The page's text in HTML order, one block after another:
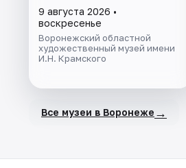
9 августа 2026 •
воскресенье
Воронежский областной
художественный музей имени
И.Н. Крамского
Все музеи в Воронеже →